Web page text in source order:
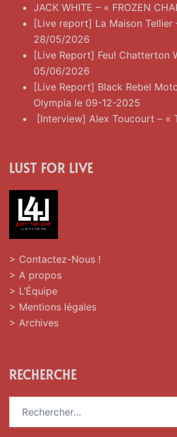
JACK WHITE – « FROZEN
[Live report] La Maison Tellier
28/05/2026
[Live Report] Feu! Chatterton
05/06/2026
[Live Report] Black Rebel
Olympia le 09-12-2025
[Interview] Alex Toucourt – «
LUST FOR LIVE
> Contactez-Nous !
> A propos
> L’Équipe
> Mentions légales
> Archives
RECHERCHE